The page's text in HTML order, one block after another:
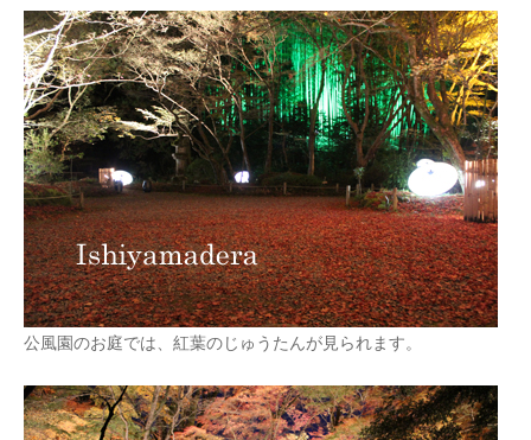
公風園のお庭では、紅葉のじゅうたんが見られます。